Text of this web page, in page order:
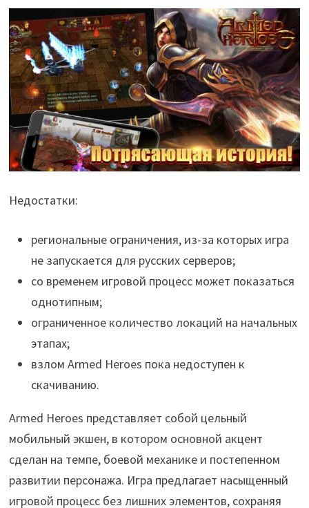
Недостатки:
региональные ограничения, из-за которых игра
не запускается для русских серверов;
со временем игровой процесс может показаться
однотипным;
ограниченное количество локаций на начальных
этапах;
взлом Armed Heroes пока недоступен к
скачиванию.
Armed Heroes представляет собой цельный
мобильный экшен, в котором основной акцент
сделан на темпе, боевой механике и постепенном
развитии персонажа. Игра предлагает насыщенный
игровой процесс без лишних элементов, сохраняя